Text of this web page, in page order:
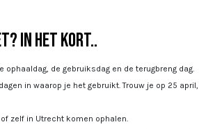
In het kort..
ophaaldag, de gebruiksdag en de terugbreng dag.
in waarop je het gebruikt. Trouw je op 25
zelf in Utrecht komen ophalen.